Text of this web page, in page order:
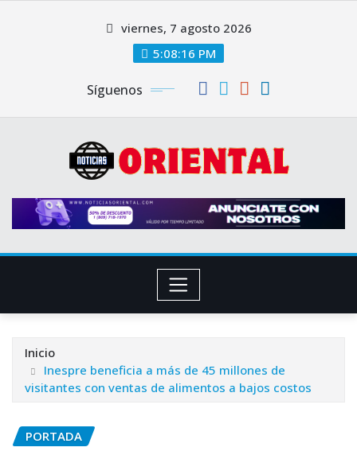
viernes, 7 agosto 2026
5:08:17 PM
Síguenos
Inicio
Inespre beneficia a más de 45 millones de
visitantes con ventas de alimentos a bajos costos
PORTADA